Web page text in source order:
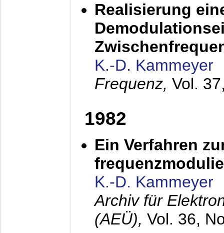
Realisierung
K.-D. Kammeyer
Frequenz, Vol.
1982
Ein Verfahren
K.-D. Kammeyer
Archiv für
(AEÜ), Vol. 36,